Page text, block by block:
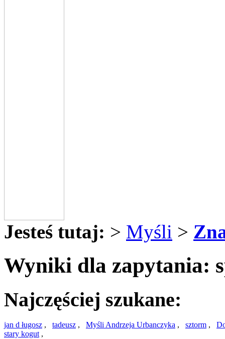
Jesteś tutaj: > Myśli >
Wyniki dla zapytania:
Najczęściej szukane:
jan d ługosz , tadeusz , Myśli Andrzeja Urbanczyka , sztorm ,
stary kogut,